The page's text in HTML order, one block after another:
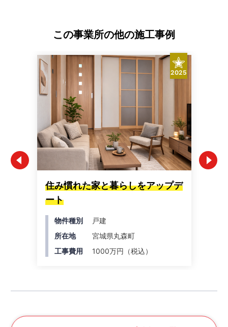
この事業所の他の施工事例
2025
住み慣れた家と暮らしをアップデ
ート
物件種別
戸建
所在地
宮城県丸森町
工事費用
1000万円（税込）